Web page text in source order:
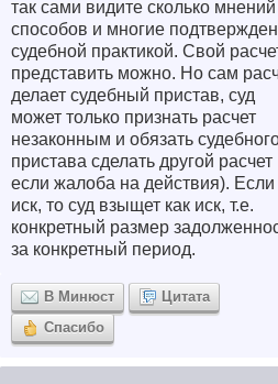
так сами видите сколько
способов и многие
судебной практикой. Свой
представить можно. Но сам
делает судебный пристав, суд
может только признать расчет
незаконным и обязать
пристава сделать другой расчет
если жалоба на действия). Если
иск, то суд взыщет как иск, т.е.
конкретный размер
за конкретный период.
В Минюст
Цитата
Спасибо